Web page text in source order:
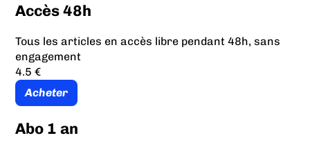
Accès 48h
Tous les articles en accès libre pendant 48h, sans
engagement
4.5 €
Acheter
Abo 1 an